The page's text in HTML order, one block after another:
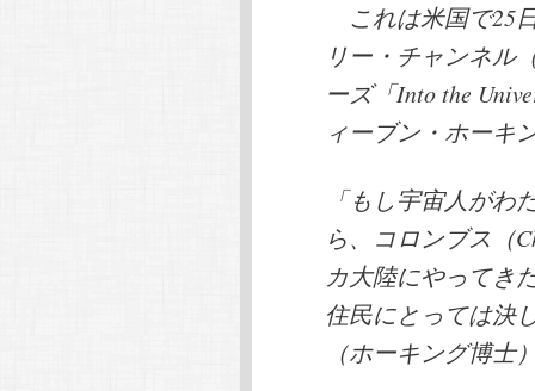
これは米国で25
リー・チャンネル
ーズ「Into the
ィーブン・ホーキ
「もし宇宙人が
ら、コロンブス（
カ大陸にやってき
住民にとっては決
（ホーキング博士